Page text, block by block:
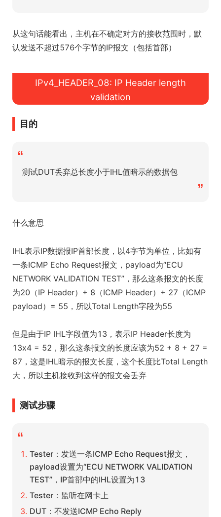
从这句话能看出，主机在不确定对方的接收范围时，默
认发送不超过576个字节的IP报文（包括首部）
IPv4_HEADER_08: IP Header length
validation
目的
“
测试DUT丢弃总长度小于IHL值暗示的数据包
”
什么意思
IHL表示IP数据报IP首部长度，以4字节为单位，比如有
一条ICMP Echo Request报文，payload为“ECU
NETWORK VALIDATION TEST”，那么这条报文的长度
为20（IP Header）+ 8（ICMP Header）+ 27（ICMP
payload）= 55，所以Total Length字段为55
但是由于IP IHL字段值为13，表示IP Header长度为
13x4 = 52，那么这条报文的长度应该为52 + 8 + 27 =
87，这是IHL暗示的报文长度，这个长度比Total Length
大，所以主机接收到这样的报文会丢弃
测试步骤
“
Tester：发送一条ICMP Echo Request报文，
payload设置为“ECU NETWORK VALIDATION
TEST”，IP首部中的IHL设置为13
Tester：监听在网卡上
DUT：不发送ICMP Echo Reply